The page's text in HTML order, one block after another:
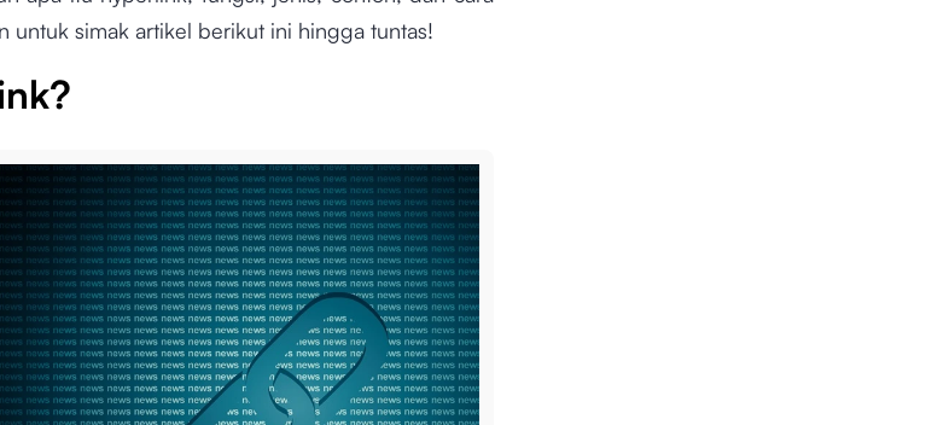
untuk simak artikel berikut ini hingga tuntas!